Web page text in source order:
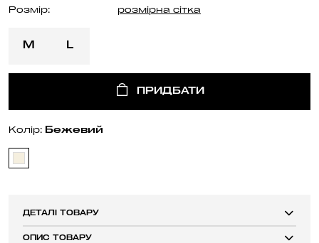
Розмір: розмірна сітка
M L
ПРИДБАТИ
Колір: Бежевий
ДЕТАЛІ ТОВАРУ
ОПИС ТОВАРУ